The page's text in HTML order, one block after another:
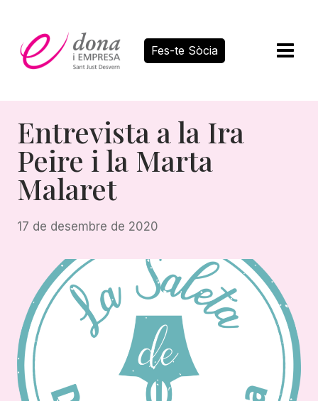
contingut
Fes-te Sòcia
Entrevista a la Ira
Peire i la Marta
Malaret
17 de desembre de 2020